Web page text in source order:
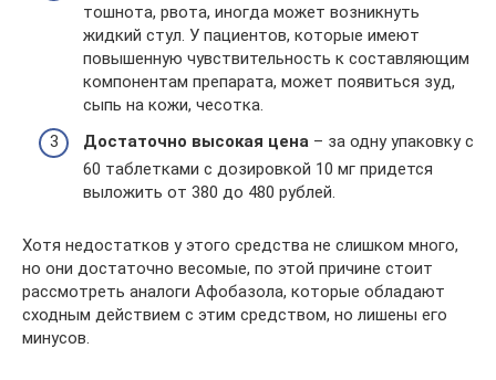
тошнота, рвота, иногда может возникнуть
жидкий стул. У пациентов, которые имеют
повышенную чувствительность к составляющим
компонентам препарата, может появиться зуд,
сыпь на кожи, чесотка.
Достаточно высокая цена – за одну упаковку с
60 таблетками с дозировкой 10 мг придется
выложить от 380 до 480 рублей.
Хотя недостатков у этого средства не слишком много,
но они достаточно весомые, по этой причине стоит
рассмотреть аналоги Афобазола, которые обладают
сходным действием с этим средством, но лишены его
минусов.